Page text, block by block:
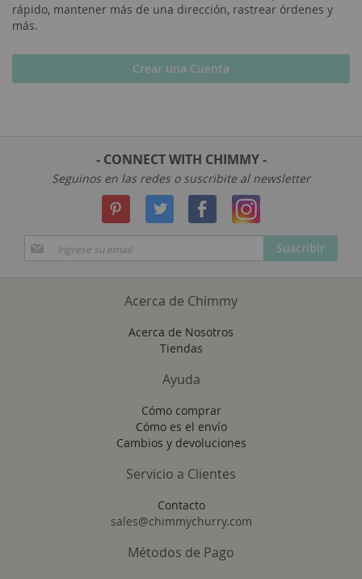
rápido, mantener más de una dirección, rastrear órdenes y
más.
Crear una Cuenta
- CONNECT WITH CHIMMY -
Seguinos en las redes o suscribite al newsletter
Suscríbase
a
Suscribir
Acerca de Chimmy
Acerca de Nosotros
Tiendas
Ayuda
Cómo comprar
Cómo es el envío
Cambios y devoluciones
Servicio a Clientes
Contacto
sales@chimmychurry.com
Métodos de Pago